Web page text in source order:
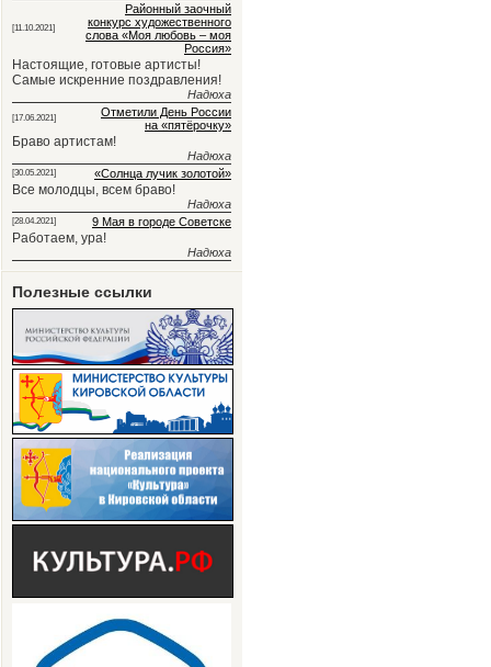
[11.10.2021]
Районный заочный
конкурс художественного
слова «Моя любовь – моя
Россия»
Настоящие, готовые артисты!
Самые искренние поздравления!
Надюха
[17.06.2021]
Отметили День России
на «пятёрочку»
Браво артистам!
Надюха
[30.05.2021] «Солнца лучик золотой»
Все молодцы, всем браво!
Надюха
[28.04.2021] 9 Мая в городе Советске
Работаем, ура!
Надюха
Полезные ссылки